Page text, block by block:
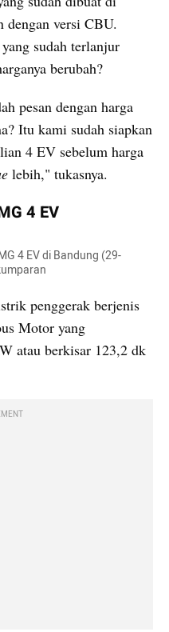
dengan versi CBU.
sudah terlanjur
berubah?
pesan dengan harga
4 EV sebelum harga
lebih," tukasnya.
4 EV
4 EV di Bandung (29-
penggerak berjenis
Motor yang
atau berkisar 123,2 dk